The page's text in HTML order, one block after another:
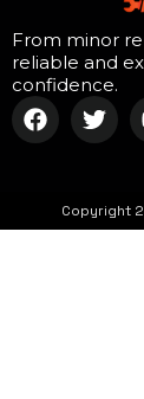
From minor
reliable and
confidence.
Copyright